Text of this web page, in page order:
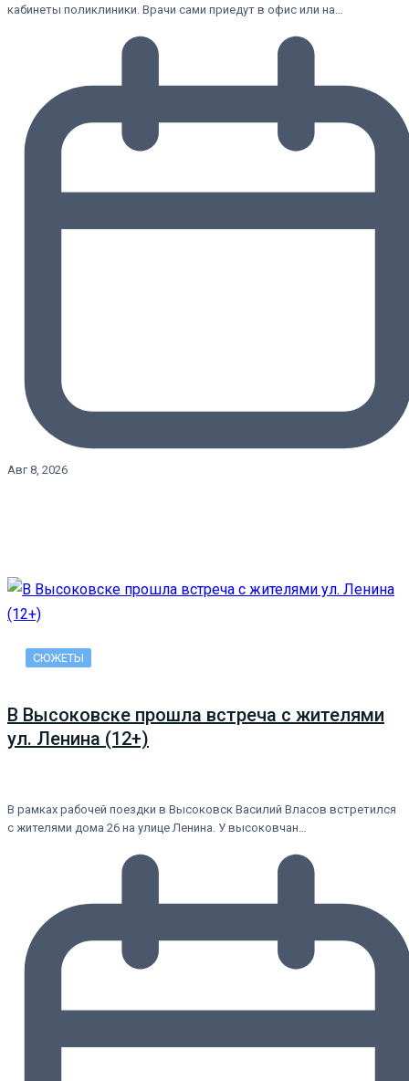
кабинеты поликлиники. Врачи сами приедут в офис или на…
Авг 8, 2026
СЮЖЕТЫ
В Высоковске прошла встреча с жителями
ул. Ленина (12+)
В рамках рабочей поездки в Высоковск Василий Власов встретился
с жителями дома 26 на улице Ленина. У высоковчан…